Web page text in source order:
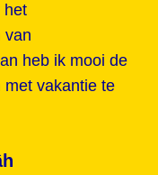
het
van
heb ik mooi de
vakantie te